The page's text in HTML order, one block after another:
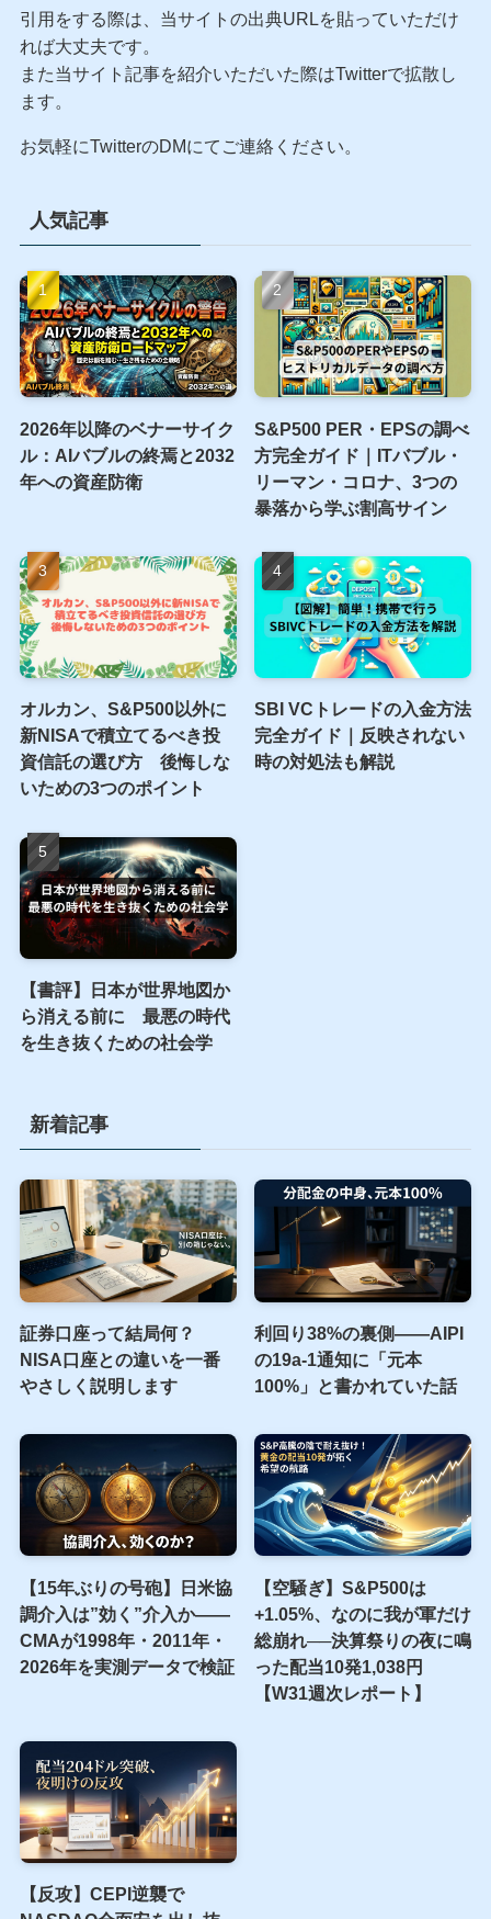
引用をする際は、当サイトの出典URLを貼っていただけ
れば大丈夫です。
また当サイト記事を紹介いただいた際はTwitterで拡散し
ます。
お気軽にTwitterのDMにてご連絡ください。
人気記事
2026年以降のベナーサイク
ル：AIバブルの終焉と2032
年への資産防衛
S&P500 PER・EPSの調べ
方完全ガイド｜ITバブル・
リーマン・コロナ、3つの
暴落から学ぶ割高サイン
オルカン、S&P500以外に
新NISAで積立てるべき投
資信託の選び方 後悔しな
いための3つのポイント
SBI VCトレードの入金方法
完全ガイド｜反映されない
時の対処法も解説
【書評】日本が世界地図か
ら消える前に 最悪の時代
を生き抜くための社会学
新着記事
証券口座って結局何？
NISA口座との違いを一番
やさしく説明します
利回り38%の裏側――AIPI
の19a-1通知に「元本
100%」と書かれていた話
【15年ぶりの号砲】日米協
調介入は”効く”介入か——
CMAが1998年・2011年・
2026年を実測データで検証
【空騒ぎ】S&P500は
+1.05%、なのに我が軍だけ
総崩れ──決算祭りの夜に鳴
った配当10発1,038円
【W31週次レポート】
【反攻】CEPI逆襲で